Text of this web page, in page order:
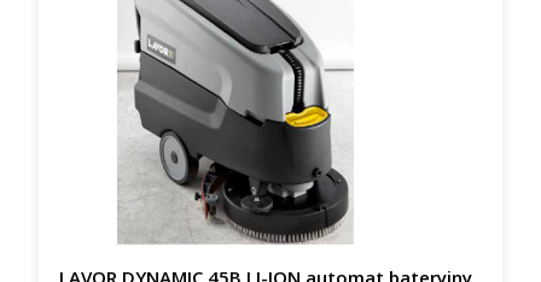
LAVOR DYNAMIC 45B LI-ION automat bateryjny